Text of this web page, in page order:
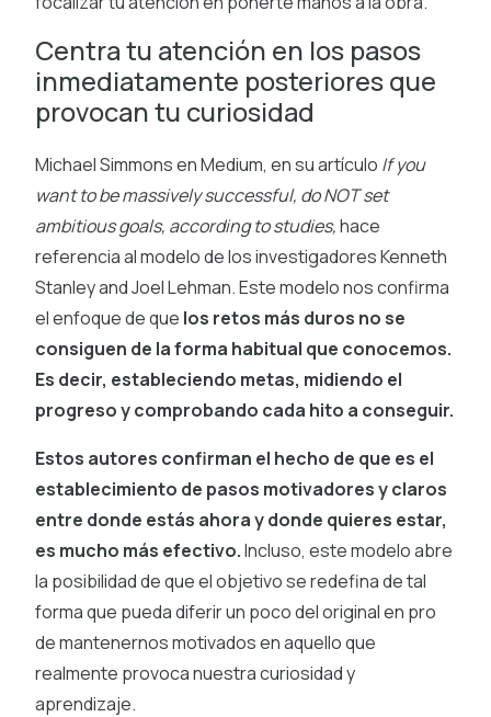
Centra tu atención en los pasos
inmediatamente posteriores que
provocan tu curiosidad
Michael Simmons en Medium, en su artículo If you
want to be massively successful, do NOT set
ambitious goals, according to studies,hace
referencia al modelo de los investigadores Kenneth
Stanley and Joel Lehman. Este modelo nos confirma
el enfoque de que los retos más duros no se
consiguen de la forma habitual que conocemos.
Es decir, estableciendo metas, midiendo el
progreso y comprobando cada hito a conseguir.
Estos autores confirman el hecho de que es el
establecimiento de pasos motivadores y claros
entre donde estás ahora y donde quieres estar,
es mucho más efectivo.Incluso, este modelo abre
la posibilidad de que el objetivo se redefina de tal
forma que pueda diferir un poco del original en pro
de mantenernos motivados en aquello que
realmente provoca nuestra curiosidad y
aprendizaje.